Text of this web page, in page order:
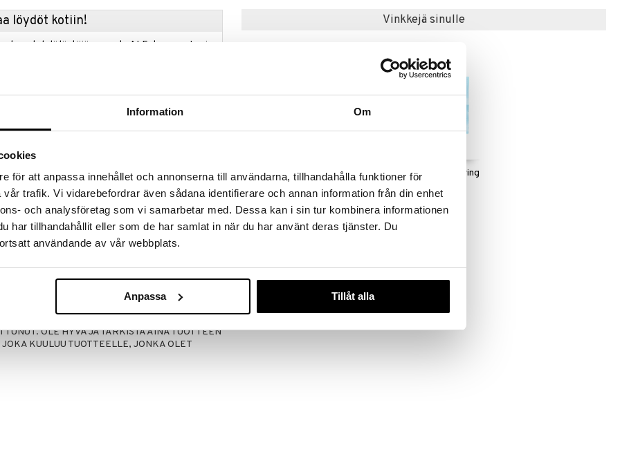
Information Om
för att anpassa innehållet och annonserna till användarna, tillhandahålla funktioner för
trafik. Vi vidarebefordrar även sådana identifierare och annan information från din enhet
och analysföretag som vi samarbetar med. Dessa kan i sin tur kombinera informationen
har tillhandahållit eller som de har samlat in när du har använt deras tjänster. Du
användande av vår webbplats.
Anpassa Tillåt alla
löydöt kotiin!
tehdä löytöjä suuresta ALEstamme. Juuri
ale-löydöt »
kasvovesi, joka on rikastettu koivunmehulla ja
ja poistaa ylimääräistä rasvaa. Käytetään
koostumus saa kasvojen huokoset näyttämään
Kasvoveden kosteuttava vaikutus
ja rasvoittuvalle iholle. 100 % vegaaninen
BETULA ALBA (KOIVU) MEHU, PEG-
PHENOXYETHANOL, SACCHARIDE
ETHYLHEXYLGLYCERIN, BUTYLENE
OLE HYVÄ JA TARKISTA AINA TUOTTEEN
KUULUU TUOTTEELLE, JONKA OLET
Vinkkejä sinulle
Deeply Purifying Micellar
Gel Cleanser
LUMENE
7,89
Gentle Makeup Removing
Wipes
LUMENE
5,48